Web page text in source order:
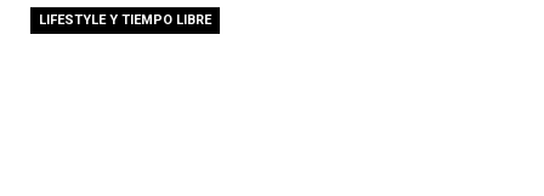
LIFESTYLE Y TIEMPO LIBRE